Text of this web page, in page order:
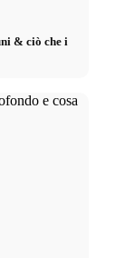
& ciò che i